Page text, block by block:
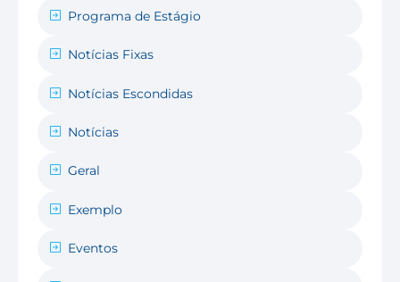
Programa de Estágio
Notícias Fixas
Notícias Escondidas
Notícias
Geral
Exemplo
Eventos